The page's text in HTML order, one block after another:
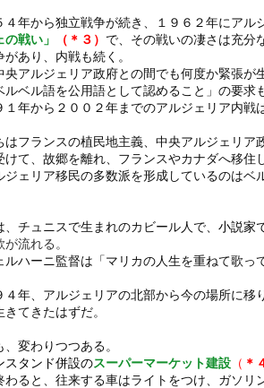
４年から独立戦争が続き、１９６２年にアル
戦い」
（＊３） で、その戦いの凄さは充分
あり、内戦も続く。
央アルジェリア政府との間でも何度か緊張が
ルベル語を公用語として認めること」の要求
１年から２００２年までのアルジェリア内戦
はフランスの植民地主義、中央アルジェリ
て、故郷を離れ、フランスやカナダへ移住
ジェリア移民の多数派を形成しているのはベ
チュニスで生まれのカビール人で、 小説家
流れる。
ルハーニ監督は「マリカの人生を重ねて歌っ
４年、アルジェリアの北部から今の場所に移
てきたはずだ。
変わりつつある。
スタンド併設のスーパーマーケット建設 （ ＊
わると、往来する車はライトをつけ、ガソリ